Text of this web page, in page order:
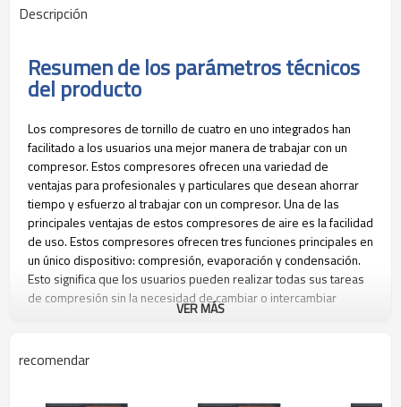
Descripción
Resumen de los parámetros técnicos
del producto
Los compresores de tornillo de cuatro en uno integrados han
facilitado a los usuarios una mejor manera de trabajar con un
compresor. Estos compresores ofrecen una variedad de
ventajas para profesionales y particulares que desean ahorrar
tiempo y esfuerzo al trabajar con un compresor. Una de las
principales ventajas de estos compresores de aire es la facilidad
de uso. Estos compresores ofrecen tres funciones principales en
un único dispositivo: compresión, evaporación y condensación.
Esto significa que los usuarios pueden realizar todas sus tareas
de compresión sin la necesidad de cambiar o intercambiar
constantemente sus dispositivos.
diseñados para una mayor durabilidad y seguridad. Esto significa
VER MÁS
recomendar